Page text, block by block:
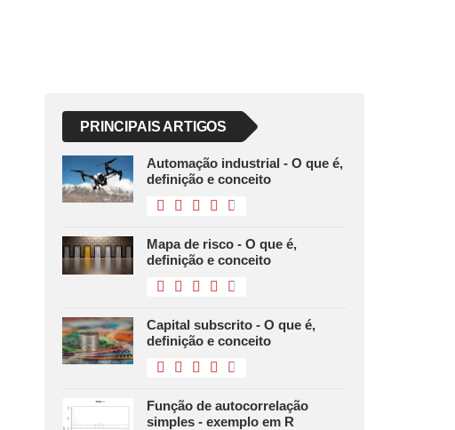
PRINCIPAIS ARTIGOS
Automação industrial - O que é,
definição e conceito
Mapa de risco - O que é,
definição e conceito
Capital subscrito - O que é,
definição e conceito
Função de autocorrelação
simples - exemplo em R